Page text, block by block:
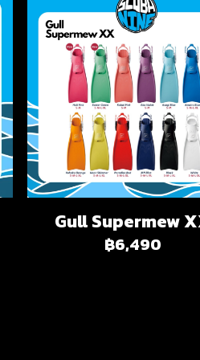
Gull Supermew
฿6,490